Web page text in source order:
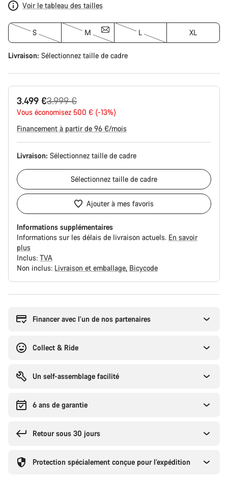
Voir le tableau des tailles
S M L XL
Livraison: Sélectionnez taille de cadre
3.499 €
Prix
d’origine
3.999 €
Vous économisez 500 € (-13%)
Financement à partir de 96 €/mois
Livraison: Sélectionnez taille de cadre
Sélectionnez taille de cadre
Ajouter à mes favoris
Informations supplémentaires
Informations sur les délais de livraison actuels. En savoir
plus
Inclus: TVA
Non inclus: Livraison et emballage Bicycode
Financer avec l’un de nos partenaires
Collect & Ride
Un self-assemblage facilité
6 ans de garantie
Retour sous 30 jours
Protection spécialement conçue pour l’expédition